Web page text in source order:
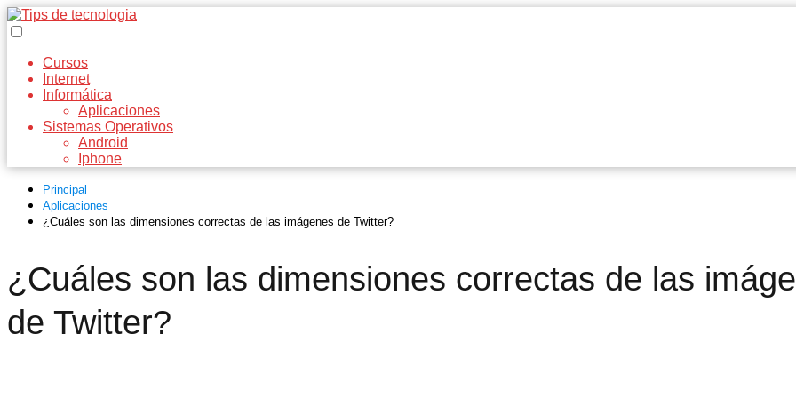
Cursos
Internet
Informática
Aplicaciones
Sistemas Operativos
Android
Iphone
Principal
Aplicaciones
¿Cuáles son las dimensiones correctas de las imágenes de Twitter?
¿Cuáles son las dimensiones correctas de las
de Twitter?